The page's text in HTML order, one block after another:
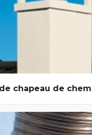
chapeau de